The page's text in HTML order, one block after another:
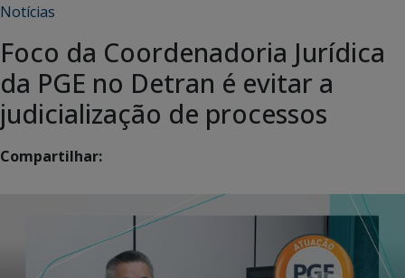
Notícias
Foco da Coordenadoria Jurídica
da PGE no Detran é evitar a
judicialização de processos
Compartilhar: